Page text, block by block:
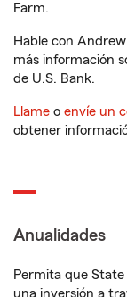
Farm.
Hable con
más información
de U.S. Bank.
Llame o envíe un
obtener
Anualidades
Permita que
una inversión a